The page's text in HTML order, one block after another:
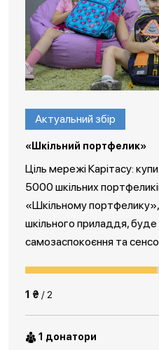
Актуальний збір
«Шкільний портфелик»
Ціль мережі Карітасу:
5000 шкільних
«Шкільному
шкільного приладдя, буде
самозаспокоєння та
1 ₴ / 2
1 донатори